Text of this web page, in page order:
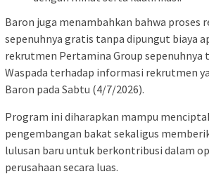
Baron juga menambahkan bahwa proses
sepenuhnya gratis tanpa dipungut biaya
rekrutmen Pertamina Group sepenuhnya
Waspada terhadap informasi rekrutmen
Baron pada Sabtu (4/7/2026).
Program ini diharapkan mampu
pengembangan bakat sekaligus
lulusan baru untuk berkontribusi dalam
perusahaan secara luas.